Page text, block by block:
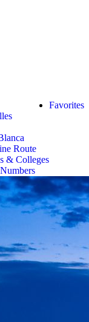
Favorites
Route
& Colleges